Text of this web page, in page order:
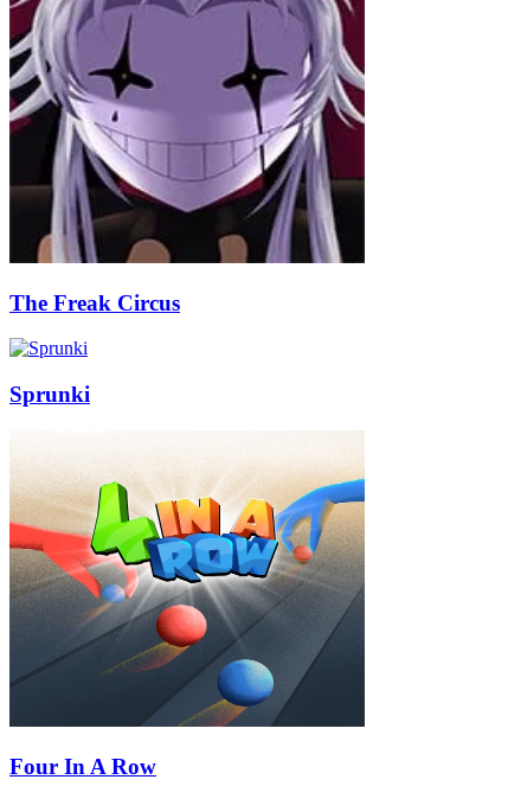
The Freak Circus
Sprunki
Four In A Row